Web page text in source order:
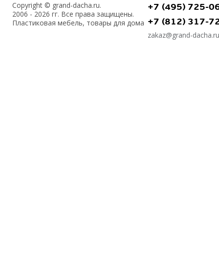
Copyright © grand-dacha.ru.
2006 - 2026 гг. Все права защищены.
Пластиковая мебель, товары для дома
+7 (495) 725-
+7 (812) 317-
zakaz@grand-dacha.ru